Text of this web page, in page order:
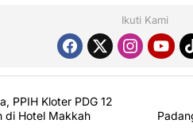
Ikuti Kami
PPIH Kloter PDG 12
di Hotel Makkah